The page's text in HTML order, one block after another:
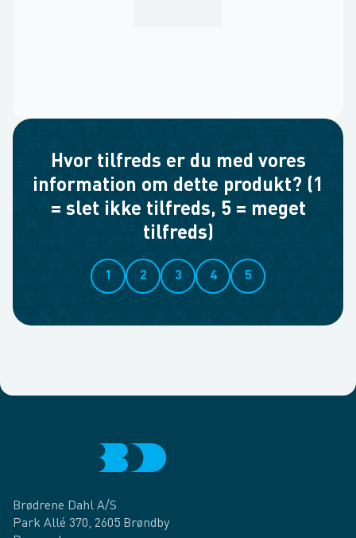
Hvor tilfreds er du med vores
information om dette produkt? (1
= slet ikke tilfreds, 5 = meget
tilfreds)
1 2 3 4 5
Brødrene Dahl A/S
Park Allé 370, 2605 Brøndby